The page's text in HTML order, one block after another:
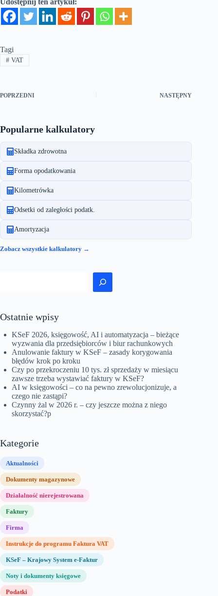
Udostępnij ten artykuł:
Tagi
#VAT
POPRZEDNI NASTĘPNY
Popularne kalkulatory
Składka zdrowotna
Forma opodatkowania
Kilometrówka
Odsetki od zaległości podatk.
Amortyzacja
Zobacz wszystkie kalkulatory →
Ostatnie wpisy
KSeF 2026, księgowość, AI i automatyzacja – bieżące
wyzwania dla przedsiębiorców i biur rachunkowych
Anulowanie faktury w KSeF – zasady korygowania
błędów krok po kroku
Czy po przekroczeniu 10 tys. zł sprzedaży w miesiącu
zawsze trzeba wystawiać faktury w KSeF?
AI w księgowości – co na pewno zrewolucjonizuje, a
czego nie zastąpi?
Czynny żal w 2026 r. – czy jeszcze można z niego
skorzystać?p
Kategorie
Aktualności
Dokumenty magazynowe
Działalność nierejestrowana
Faktury
Firma
Instrukcje do programu Faktura VAT
KSeF – Krajowy System e-Faktur
Noty i dokumenty księgowe
Podatki